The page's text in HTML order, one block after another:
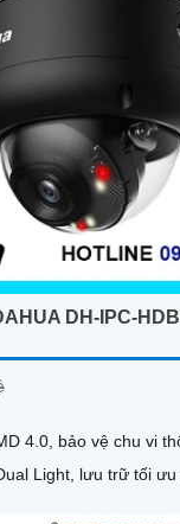
DH-IPC-
4.0, bảo vệ chu vi
Light, lưu trữ tối